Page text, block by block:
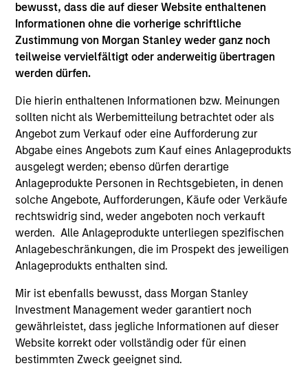
bewusst, dass die auf dieser Website enthaltenen
Informationen ohne die vorherige schriftliche
Zustimmung von Morgan Stanley weder ganz noch
teilweise vervielfältigt oder anderweitig übertragen
werden dürfen.
Die hierin enthaltenen Informationen bzw. Meinungen
sollten nicht als Werbemitteilung betrachtet oder als
Angebot zum Verkauf oder eine Aufforderung zur
Abgabe eines Angebots zum Kauf eines Anlageprodukts
ausgelegt werden; ebenso dürfen derartige
Anlageprodukte Personen in Rechtsgebieten, in denen
solche Angebote, Aufforderungen, Käufe oder Verkäufe
rechtswidrig sind, weder angeboten noch verkauft
werden. Alle Anlageprodukte unterliegen spezifischen
Anlagebeschränkungen, die im Prospekt des jeweiligen
Anlageprodukts enthalten sind.
Mir ist ebenfalls bewusst, dass Morgan Stanley
Investment Management weder garantiert noch
gewährleistet, dass jegliche Informationen auf dieser
Website korrekt oder vollständig oder für einen
bestimmten Zweck geeignet sind.
Private Credit Market Monitor - Q2
2026
Timely insights on the private credit landscape,
exploring the trends, market developments,
and investment considerations shaping the
asset class.
04-AUG-2026